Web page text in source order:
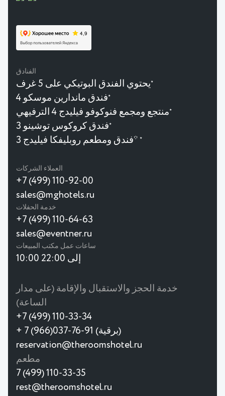
الفنادق
يحتوي الفندق البوتيكي على 5 غرف★
فندق ماندارين موسكو 4★
منتجع ومجمع فنوكوفو فيليدج 4 الترفيهي★
فندق كروكوس توشينو 3★
فندق ومطعم روبليفكا فيليدج 3* ★
العملاء الشركات
+7 (499) 110-92-00
sales@mghotels.ru
خدمة الحفلات
+7 (499) 110-64-63
sales@eventner.ru
ساعات عمل مكتب المبيعات
10:00 إلى 22:00
خدمة الحجز والاستقبال والإقامة (على مدار
الساعة)
+7 (499) 110-33-34
+ 7 (966)037-76-91 (برقية)
reservation@theroomshotel.ru
مطعم
7 (499) 110-33-35
rest@theroomshotel.ru